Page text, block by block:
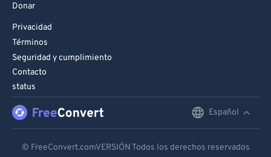
Donar
Privacidad
Términos
Seguridad y cumplimiento
Contacto
status
Español
© FreeConvert.comVERSIÓN Todos los derechos reservados